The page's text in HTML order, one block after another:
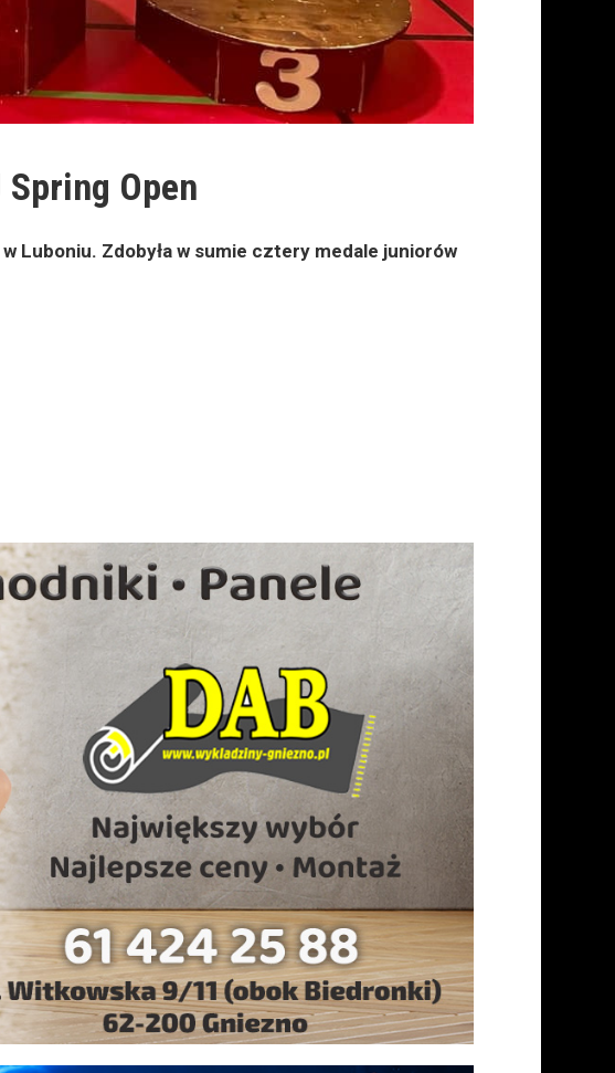
Open
w Luboniu. Zdobyła w sumie cztery medale juniorów